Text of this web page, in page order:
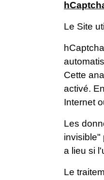
Le Site
Cette
activé.
Internet
Les
invisible"
a lieu si
Le